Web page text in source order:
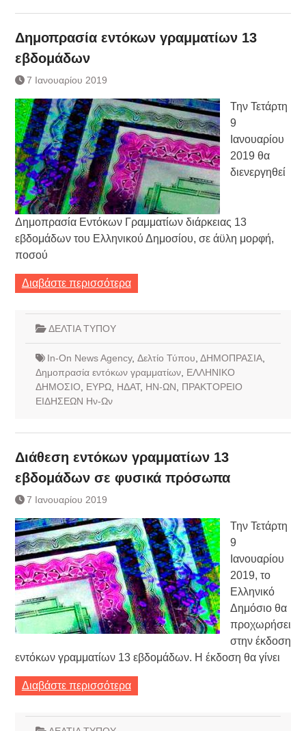
Δημοπρασία εντόκων γραμματίων 13
εβδομάδων
7 Ιανουαρίου 2019
Την Τετάρτη
9
Ιανουαρίου
2019 θα
διενεργηθεί
Δημοπρασία Εντόκων Γραμματίων διάρκειας 13
εβδομάδων του Ελληνικού Δημοσίου, σε άϋλη μορφή,
ποσού
Διαβάστε περισσότερα
ΔΕΛΤΙΑ ΤΥΠΟΥ
In-On News Agency, Δελτίο Τύπου ΔΗΜΟΠΡΑΣΙΑ,
Δημοπρασία εντόκων γραμματίων, ΕΛΛΗΝΙΚΟ
ΔΗΜΟΣΙΟ
ΕΥΡΩ, ΗΔΑΤ, ΗΝ-ΩΝ
ΠΡΑΚΤΟΡΕΙΟ
ΕΙΔΗΣΕΩΝ Ην-Ων
Διάθεση εντόκων γραμματίων 13
εβδομάδων σε φυσικά πρόσωπα
7 Ιανουαρίου 2019
Την Τετάρτη
9
Ιανουαρίου
2019, το
Ελληνικό
Δημόσιο θα
προχωρήσει
στην έκδοση
εντόκων γραμματίων 13 εβδομάδων. Η έκδοση θα γίνει
Διαβάστε περισσότερα